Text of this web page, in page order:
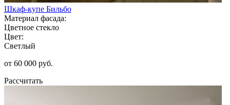
Шкаф-купе Бильбо
Материал фасада:
Цветное стекло
Цвет:
Светлый
от 60 000 руб.
Рассчитать